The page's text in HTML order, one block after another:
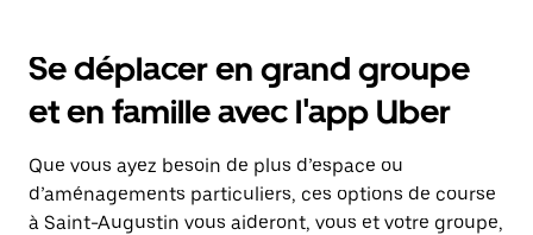
Se déplacer en grand groupe
et en famille avec l'app Uber
Que vous ayez besoin de plus d’espace ou
d’aménagements particuliers, ces options de course
à Saint-Augustin vous aideront, vous et votre groupe,